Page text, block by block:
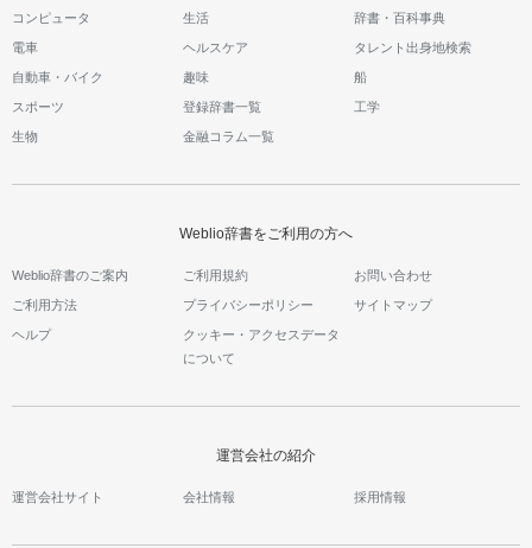
コンピュータ 生活 辞書・百科事典
電車 ヘルスケア タレント出身地検索
自動車・バイク 趣味 船
スポーツ 登録辞書一覧 工学
生物 金融コラム一覧
Weblio辞書をご利用の方へ
Weblio辞書のご案内 ご利用規約 お問い合わせ
ご利用方法 プライバシーポリシー サイトマップ
ヘルプ
クッキー・アクセスデータ
について
運営会社の紹介
運営会社サイト 会社情報 採用情報